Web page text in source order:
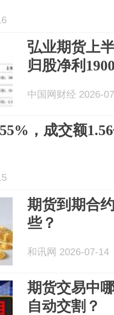
弘业期货上
归股净利
中国网财经 2026-
，成交额
期货到期合
些？
和讯网 2026-07-14
期货交易中
自动交割？